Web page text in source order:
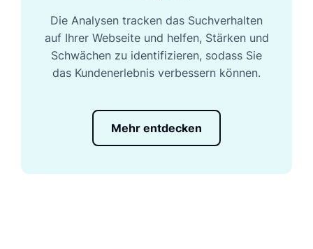
Die Analysen tracken das Suchverhalten
auf Ihrer Webseite und helfen, Stärken und
Schwächen zu identifizieren, sodass Sie
das Kundenerlebnis verbessern können.
Mehr entdecken